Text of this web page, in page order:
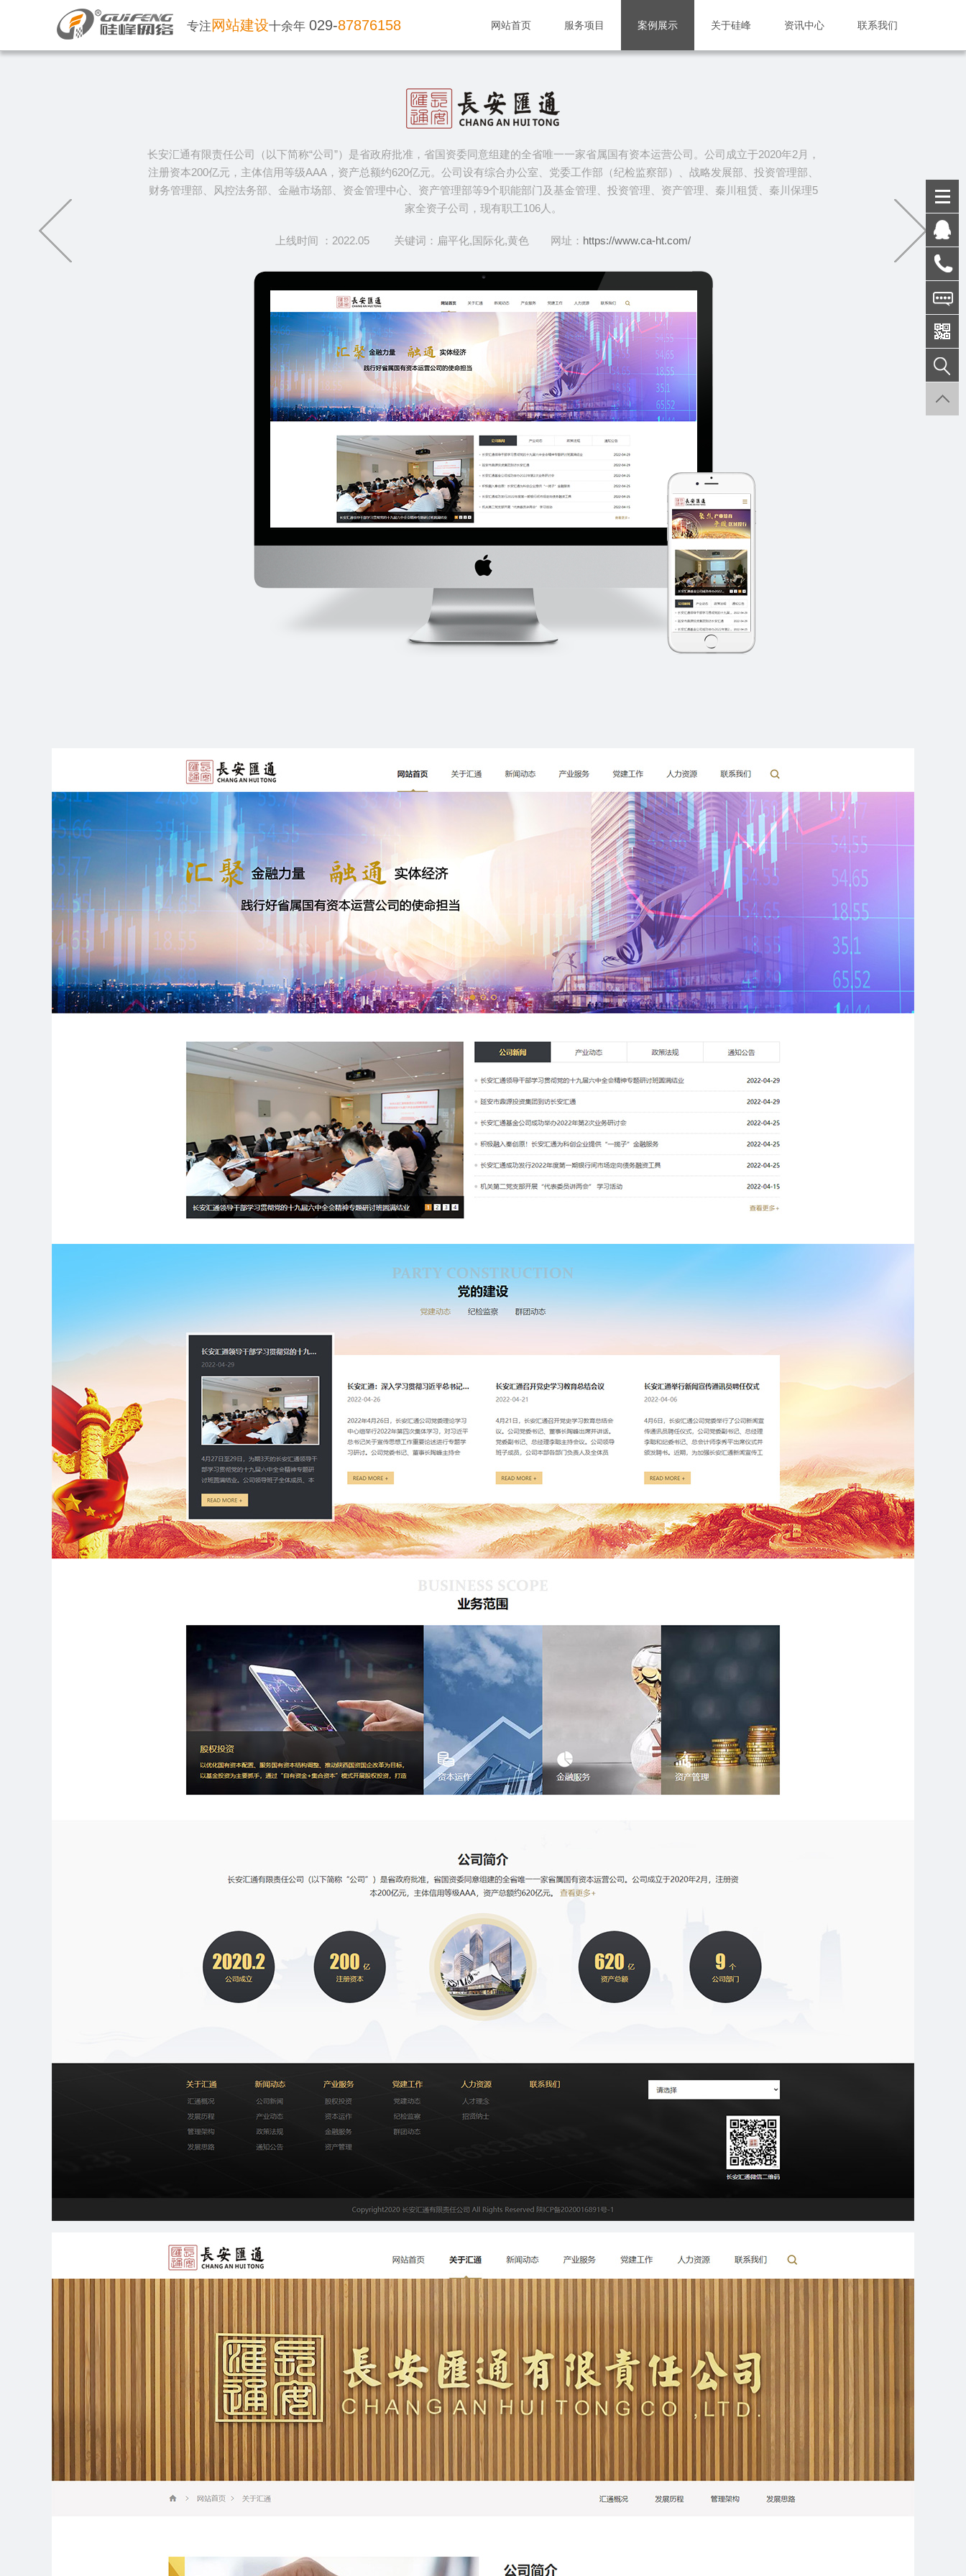
专注 网站建设十余年 029-87876158 网站首页 服务项目 案例展示 关于硅峰 资讯中心 联系我们
长安汇通有限责任公司（以下简称“公司”）是省政府批准，省国资委同意组建的全省唯一一家省属国有资本运营公司。公司成立于2020年2月，
注册资本200亿元，主体信用等级AAA，资产总额约620亿元。公司设有综合办公室、党委工作部（纪检监察部）、战略发展部、投资管理部、
财务管理部、风控法务部、金融市场部、资金管理中心、资产管理部等9个职能部门及基金管理、投资管理、资产管理、秦川租赁、秦川保理5
家全资子公司，现有职工106人。
上线时间 ：2022.05 关键词：扁平化,国际化,黄色 网址： https://www.ca-ht.com/